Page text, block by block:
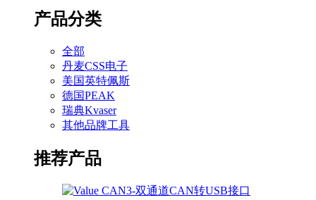
产品分类
全部
丹麦CSS电子
美国英特佩斯
德国PEAK
瑞典Kvaser
其他品牌工具
推荐产品